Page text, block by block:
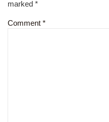
marked *
Comment *